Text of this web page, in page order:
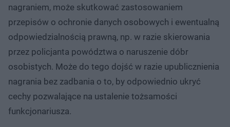
nagraniem, może skutkować zastosowaniem
przepisów o ochronie danych osobowych i ewentualną
odpowiedzialnością prawną, np. w razie skierowania
przez policjanta powództwa o naruszenie dóbr
osobistych. Może do tego dojść w razie upublicznienia
nagrania bez zadbania o to, by odpowiednio ukryć
cechy pozwalające na ustalenie tożsamości
funkcjonariusza.